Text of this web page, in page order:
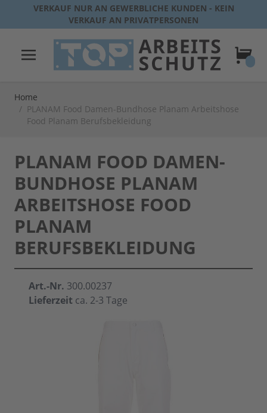
Direkt zum Inhalt
VERKAUF NUR AN GEWERBLICHE KUNDEN - KEIN
VERKAUF AN PRIVATPERSONEN
Home
/ PLANAM Food Damen-Bundhose Planam Arbeitshose
Food Planam Berufsbekleidung
PLANAM FOOD DAMEN-
BUNDHOSE PLANAM
ARBEITSHOSE FOOD
PLANAM
BERUFSBEKLEIDUNG
Art.-Nr. 300.00237
Lieferzeit ca. 2-3 Tage